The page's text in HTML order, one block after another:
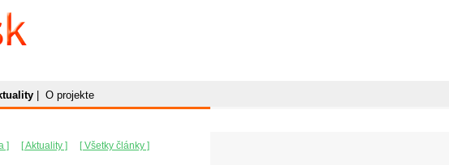
O projekte
] [ Aktuality ] [ Všetky články ]